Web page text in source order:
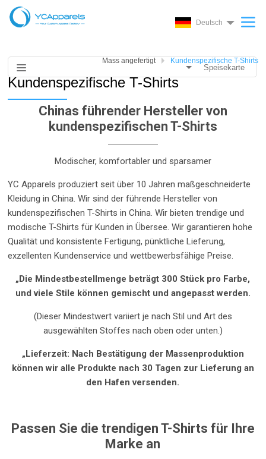
Deutsch
Mass angefertigt Kundenspezifische T-Shirts
Kundenspezifische T-Shirts
Speisekarte
Chinas führender Hersteller von
kundenspezifischen T-Shirts
Modischer, komfortabler und sparsamer
YC Apparels produziert seit über 10 Jahren maßgeschneiderte
Kleidung in China. Wir sind der führende Hersteller von
kundenspezifischen T-Shirts in China. Wir bieten trendige und
modische T-Shirts für Kunden in Übersee. Wir garantieren hohe
Qualität und konsistente Fertigung, pünktliche Lieferung,
exzellenten Kundenservice und wettbewerbsfähige Preise.
„Die Mindestbestellmenge beträgt 300 Stück pro Farbe,
und viele Stile können gemischt und angepasst werden.
(Dieser Mindestwert variiert je nach Stil und Art des
ausgewählten Stoffes nach oben oder unten.)
„Lieferzeit: Nach Bestätigung der Massenproduktion
können wir alle Produkte nach 30 Tagen zur Lieferung an
den Hafen versenden.
Passen Sie die trendigen T-Shirts für Ihre
Marke an